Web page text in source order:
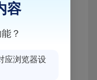
）招标备案
容
？
应浏览器设